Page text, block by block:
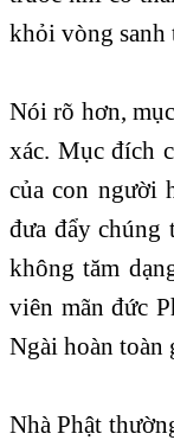
khỏi vòng sanh
Nói rõ hơn,
xác. Mục đích
của con người
đưa đẩy chúng
không tăm
viên mãn đức
Ngài hoàn toàn
Nhà Phật